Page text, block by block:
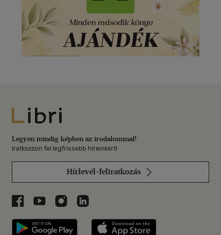
Libri
Legyen mindig képben az irodalommal!
Iratkozzon fel legfrissebb híreinkért!
Hírlevél-feliratkozás
Libri a Facebookon
Libri a Youtube-on
Libri az Instagramon
Libri a LinkedInen
Libri applikáció Szerezd meg: Google